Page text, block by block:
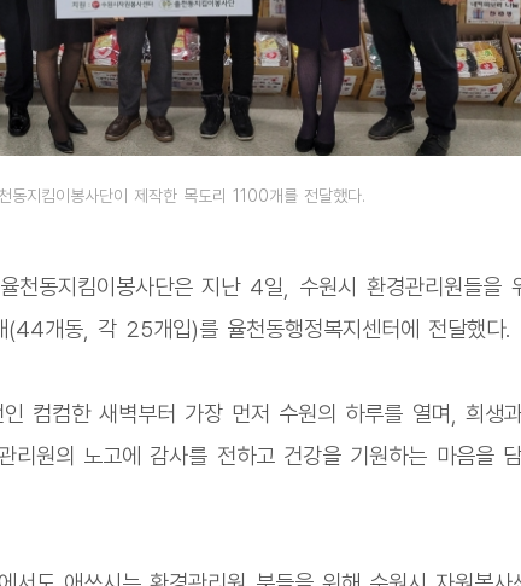
동지킴이봉사단이 제작한 목도리 1100개를 전달했다.
천동지킴이봉사단은 지난 4일, 수원시 환경관리원들을
개동, 각 25개입)를 율천동행정복지센터에 전달했다.
컴컴한 새벽부터 가장 먼저 수원의 하루를 열며, 희생
리원의 노고에 감사를 전하고 건강을 기원하는 마음을